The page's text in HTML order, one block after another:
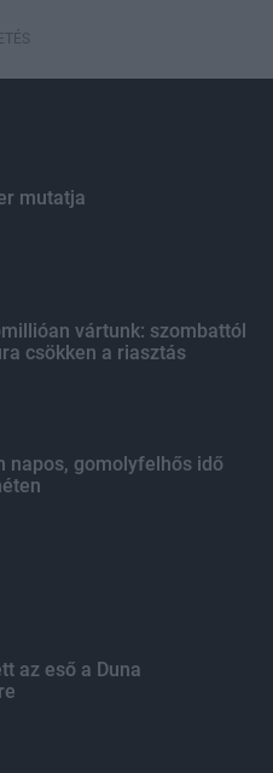
mutatja
vártunk: szombattól
csökken a riasztás
napos, gomolyfelhős idő
az eső a Duna